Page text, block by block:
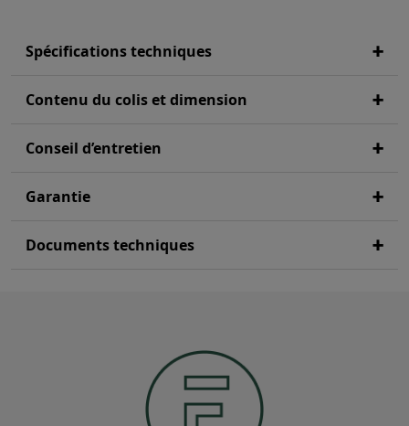
Spécifications techniques
Contenu du colis et dimension
Conseil d’entretien
Garantie
Documents techniques